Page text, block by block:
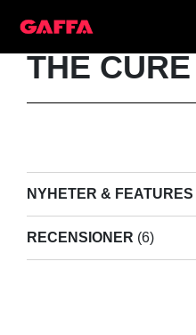
THE CURE
NYHETER & FEATURES
RECENSIONER (6)